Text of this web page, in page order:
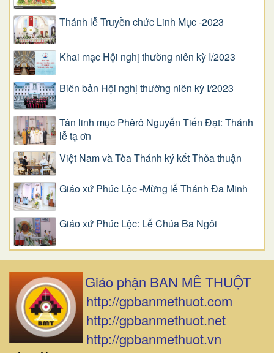
Thánh lễ Truyền chức Linh Mục -2023
Khai mạc Hội nghị thường niên kỳ I/2023
Biên bản Hội nghị thường niên kỳ I/2023
Tân linh mục Phêrô Nguyễn Tiến Đạt: Thánh
lễ tạ ơn
Việt Nam và Tòa Thánh ký kết Thỏa thuận
Giáo xứ Phúc Lộc -Mừng lễ Thánh Đa Minh
Giáo xứ Phúc Lộc: Lễ Chúa Ba Ngôi
Giáo phận BAN MÊ THUỘT
http://gpbanmethuot.com
http://gpbanmethuot.net
http://gpbanmethuot.vn